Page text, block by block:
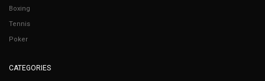
Boxing
Tennis
Poker
CATEGORIES